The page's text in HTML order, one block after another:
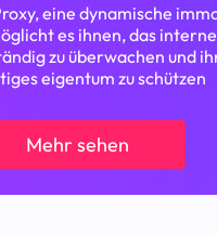
eine dynamische
es ihnen, das
zu überwachen und
eigentum zu schützen
Mehr sehen